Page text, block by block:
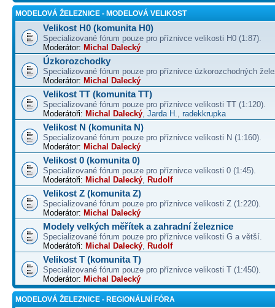
MODELOVÁ ŽELEZNICE - MODELOVÁ VELIKOST
Velikost H0 (komunita H0)
Specializované fórum pouze pro příznivce velikosti H0 (1:87).
Moderátor: Michal Dalecký
Úzkorozchodky
Specializované fórum pouze pro příznivce úzkorozchodných
Moderátor: Michal Dalecký
Velikost TT (komunita TT)
Specializované fórum pouze pro příznivce velikosti TT (1:120).
Moderátoři: Michal Dalecký, Jarda H., radekkrupka
Velikost N (komunita N)
Specializované fórum pouze pro příznivce velikosti N (1:160).
Moderátor: Michal Dalecký
Velikost 0 (komunita 0)
Specializované fórum pouze pro příznivce velikosti 0 (1:45).
Moderátoři: Michal Dalecký, Rudolf
Velikost Z (komunita Z)
Specializované fórum pouze pro příznivce velikosti Z (1:220).
Moderátor: Michal Dalecký
Modely velkých měřítek a zahradní železnice
Specializované fórum pouze pro příznivce velikosti G a větší.
Moderátoři: Michal Dalecký, Rudolf
Velikost T (komunita T)
Specializované fórum pouze pro příznivce velikosti T (1:450).
Moderátor: Michal Dalecký
MODELOVÁ ŽELEZNICE - REGIONÁLNÍ FÓRA